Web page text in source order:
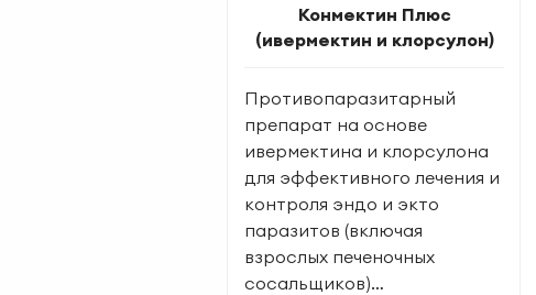
Конмектин Плюс
(ивермектин и клорсулон)
Противопаразитарный
препарат на основе
ивермектина и клорсулона
для эффективного лечения и
контроля эндо и экто
паразитов (включая
взрослых печеночных
сосальщиков)…